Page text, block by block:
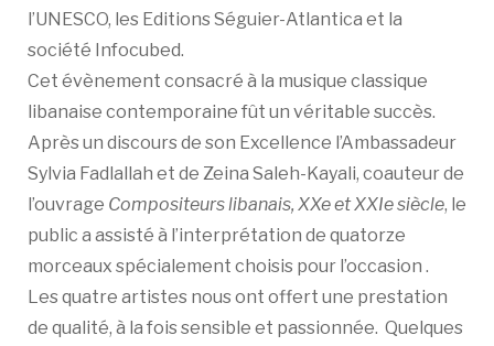
l’UNESCO, les Editions Séguier-Atlantica et la
société Infocubed.
Cet évènement consacré à la musique classique
libanaise contemporaine fût un véritable succès.
Après un discours de son Excellence l’Ambassadeur
Sylvia Fadlallah et de Zeina Saleh-Kayali, coauteur de
l’ouvrage Compositeurs libanais, XXe et XXIe siècle, le
public a assisté à l’interprétation de quatorze
morceaux spécialement choisis pour l’occasion .
Les quatre artistes nous ont offert une prestation
de qualité, à la fois sensible et passionnée. Quelques